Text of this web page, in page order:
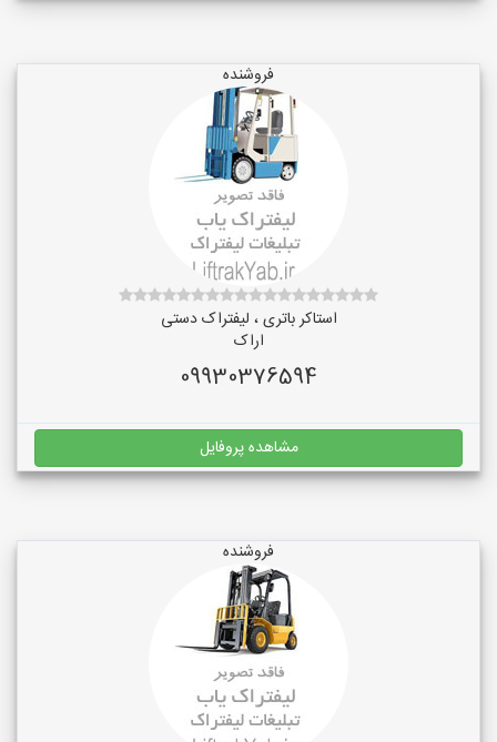
فروشنده
استاکر باتری ، لیفتراک دستی
اراک
09930376594
مشاهده پروفایل
فروشنده